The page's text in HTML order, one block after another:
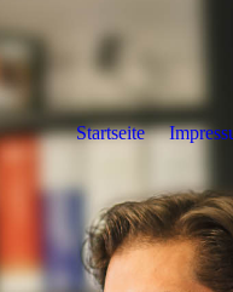
Startseite